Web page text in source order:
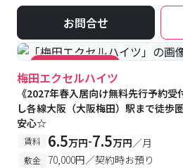
お問合せ
#キャンペーン実施中
梅田エクセルハイツ
《2027年春入居向け無料先行予約
し各線大阪（大阪梅田）駅まで徒歩
安心☆
賃料 6.5万円-7.5万円／月
敷金 70,000円／契約時お預り